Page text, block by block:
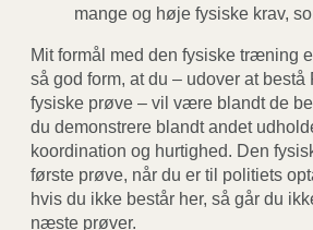
mange og høje fysiske krav,
Mit formål med den fysiske træning
så god form, at du – udover at
fysiske prøve – vil være blandt de
du demonstrere blandt andet
koordination og hurtighed. Den
første prøve, når du er til politiets
hvis du ikke består her, så går du
næste prøver.